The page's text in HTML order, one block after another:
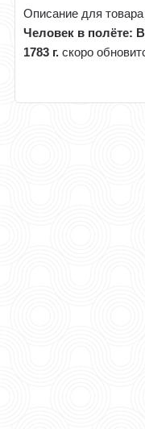
Описание для товара
Человек в полёте:
1783 г. скоро